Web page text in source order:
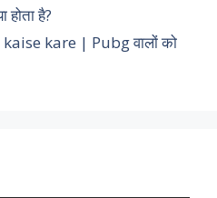
है?
kare | Pubg वालों को